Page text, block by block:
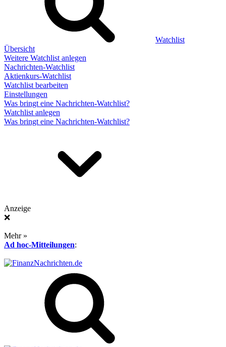
Watchlist
Übersicht
Weitere Watchlist anlegen
Nachrichten-Watchlist
Aktienkurs-Watchlist
Watchlist bearbeiten
Einstellungen
Was bringt eine Nachrichten-Watchlist?
Watchlist anlegen
Was bringt eine Nachrichten-Watchlist?
Anzeige
❌
Mehr »
Ad hoc-Mitteilungen: